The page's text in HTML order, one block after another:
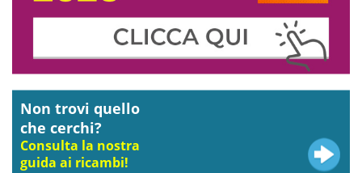
Non trovi quello
che cerchi?
Consulta la nostra
guida ai ricambi!